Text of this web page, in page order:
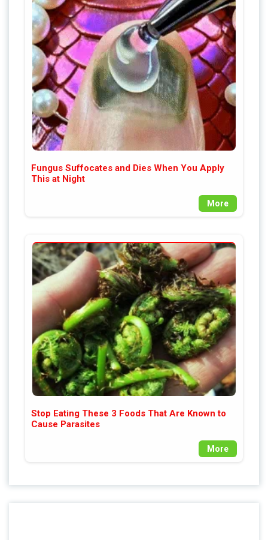
Fungus Suffocates and Dies When You Apply
This at Night
More
Stop Eating These 3 Foods That Are Known to
Cause Parasites
More